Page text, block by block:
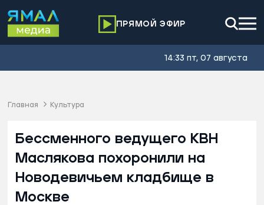
ПРЯМОЙ ЭФИР
14:33 пт, 07 августа
Главная Культура
Бессменного ведущего КВН
Маслякова похоронили на
Новодевичьем кладбище в
Москве